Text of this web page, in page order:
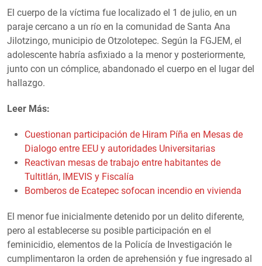
El cuerpo de la víctima fue localizado el 1 de julio, en un
paraje cercano a un río en la comunidad de Santa Ana
Jilotzingo, municipio de Otzolotepec. Según la FGJEM, el
adolescente habría asfixiado a la menor y posteriormente,
junto con un cómplice, abandonado el cuerpo en el lugar del
hallazgo.
Leer Más:
Cuestionan participación de Hiram Píña en Mesas de
Dialogo entre EEU y autoridades Universitarias
Reactivan mesas de trabajo entre habitantes de
Tultitlán, IMEVIS y Fiscalía
Bomberos de Ecatepec sofocan incendio en vivienda
El menor fue inicialmente detenido por un delito diferente,
pero al establecerse su posible participación en el
feminicidio, elementos de la Policía de Investigación le
cumplimentaron la orden de aprehensión y fue ingresado al